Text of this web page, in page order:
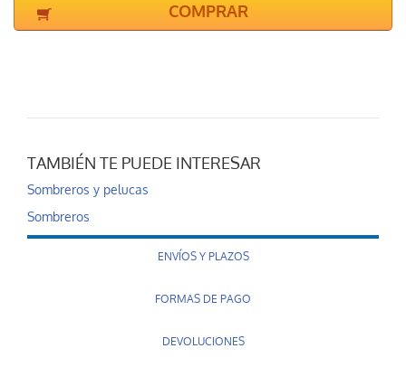
COMPRAR
TAMBIÉN TE PUEDE INTERESAR
Sombreros y pelucas
Sombreros
ENVÍOS Y PLAZOS
FORMAS DE PAGO
DEVOLUCIONES